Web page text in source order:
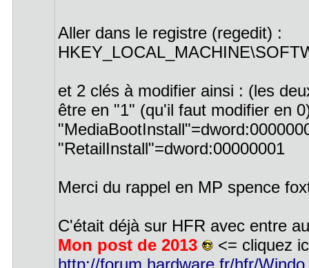
Aller dans le registre (regedit) :
et 2 clés à modifier ainsi : (les
être en "1" (qu'il faut modifier en
"RetailInstall"=dword:00000001
Merci du rappel en MP spence
C'était déjà sur HFR avec entre
Mon post de 2013
<= cliquez
http://forum.hardware.fr/hfr/